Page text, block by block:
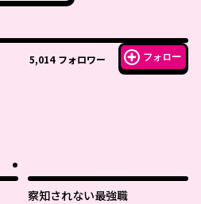
5,014 フォロワー フォロー
察知されない最強職